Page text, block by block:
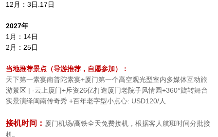
12月：3日.17日
2027年
1月：14日
2月：25日
当地推荐景点（导游推荐，自愿参加）：
天下第一素宴南普陀素宴+厦门第一个高空观光型室内多媒体互动旅
游景区 | -云上厦门+斥资26亿打造厦门老院子风情园+360°旋转舞台
实景演绎闽南传奇秀 +百年老字型小点心: USD120/人
接机时间： 厦门机场/高铁全天免费接机，根据客人航班时间分批接
机。